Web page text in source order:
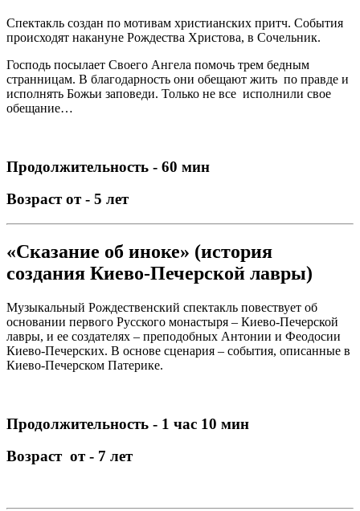
Спектакль создан по мотивам христианских притч. События
происходят накануне Рождества Христова, в Сочельник.
Господь посылает Своего Ангела помочь трем бедным
странницам. В благодарность они обещают жить по правде и
исполнять Божьи заповеди. Только не все исполнили свое
обещание…
Продолжительность - 60 мин
Возраст от - 5 лет
«Сказание об иноке» (история
создания Киево-Печерской лавры)
Музыкальный Рождественский спектакль повествует об
основании первого Русского монастыря – Киево-Печерской
лавры, и ее создателях – преподобных Антонии и Феодосии
Киево-Печерских. В основе сценария – события, описанные в
Киево-Печерском Патерике.
Продолжительность - 1 час 10 мин
Возраст от - 7 лет